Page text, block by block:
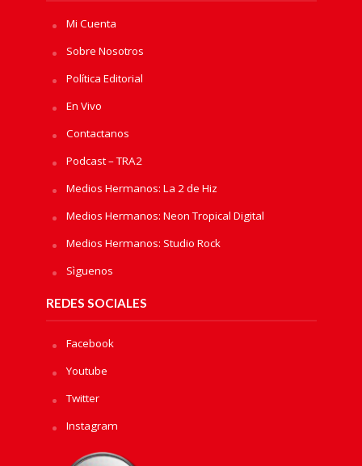
Mi Cuenta
Sobre Nosotros
Política Editorial
En Vivo
Contactanos
Podcast – TRA2
Medios Hermanos: La 2 de Hiz
Medios Hermanos: Neon Tropical Digital
Medios Hermanos: Studio Rock
Sìguenos
REDES SOCIALES
Facebook
Youtube
Twitter
Instagram